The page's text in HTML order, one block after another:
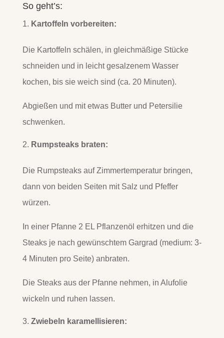
So geht’s:
Kartoffeln vorbereiten:
Die Kartoffeln schälen, in gleichmäßige Stücke
schneiden und in leicht gesalzenem Wasser
kochen, bis sie weich sind (ca. 20 Minuten).
Abgießen und mit etwas Butter und Petersilie
schwenken.
Rumpsteaks braten:
Die Rumpsteaks auf Zimmertemperatur bringen,
dann von beiden Seiten mit Salz und Pfeffer
würzen.
In einer Pfanne 2 EL Pflanzenöl erhitzen und die
Steaks je nach gewünschtem Gargrad (medium: 3-
4 Minuten pro Seite) anbraten.
Die Steaks aus der Pfanne nehmen, in Alufolie
wickeln und ruhen lassen.
Zwiebeln karamellisieren: